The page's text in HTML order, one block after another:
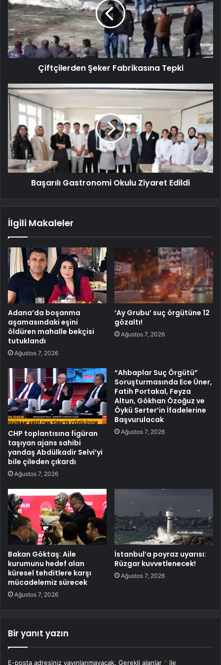
Çiftçilerden Şeker Fabrikasına Tepki
Başarılı Gastronomi Okulu Ziyaret Edildi
İlgili Makaleler
Adana’da boşanma
aşamasındaki eşini
öldüren mahalle bekçisi
tutuklandı
Ağustos 7, 2026
‘Ay Grubu’ suç örgütüne 12
gözaltı!
Ağustos 7, 2026
CHP toplantısına figüran
taşıyan ajans sahibi
yandaş Abdülkadir Selvi’yi
bile çileden çıkardı
Ağustos 7, 2026
“Ahbaplar Suç Örgütü”
Soruşturmasında Ece Üner,
Fatih Portakal, Feyza
Altun, Gökhan Özoğuz ve
Öykü Serter’in İfadelerine
Başvurulacak
Ağustos 7, 2026
Bakan Göktaş: Aile
kurumunu hedef alan
küresel tehditlere karşı
mücadelemiz sürecek
Ağustos 7, 2026
İstanbul’a poyraz uyarısı:
Rüzgar kuvvetlenecek!
Ağustos 7, 2026
Bir yanıt yazın
E-posta adresiniz yayınlanmayacak. Gerekli alanlar * ile